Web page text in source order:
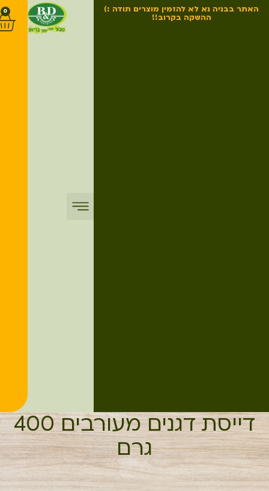
האתר בבניה נא לא להזמין מוצרים תודה :)
ההשקה בקרוב!!
0
דייסת דגנים מעורבים 400
גרם